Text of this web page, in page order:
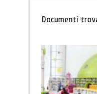
Documenti